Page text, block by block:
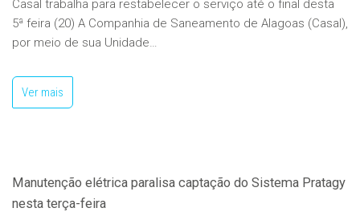
Casal trabalha para restabelecer o serviço até o final desta
5ª feira (20) A Companhia de Saneamento de Alagoas (Casal),
por meio de sua Unidade…
Ver mais
Manutenção elétrica paralisa captação do Sistema Pratagy
nesta terça-feira